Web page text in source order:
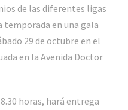
de las diferentes ligas
temporada en una gala
29 de octubre en el
en la Avenida Doctor
horas, hará entrega